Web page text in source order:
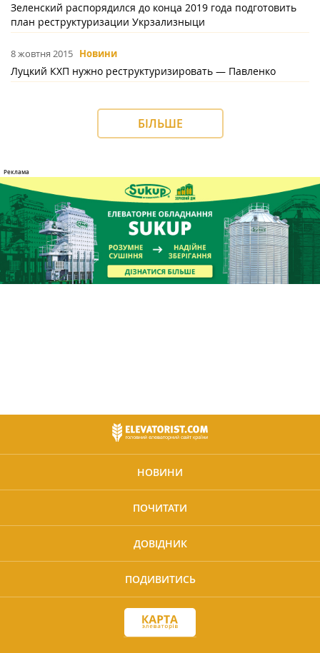
Зеленский распорядился до конца 2019 года подготовить
план реструктуризации Укрзализныци
8 жовтня 2015 Новини
Луцкий КХП нужно реструктуризировать — Павленко
БІЛЬШЕ
НОВИНИ
ПОЧИТАТИ
ДОВІДНИК
ПОДИВИТИСЬ